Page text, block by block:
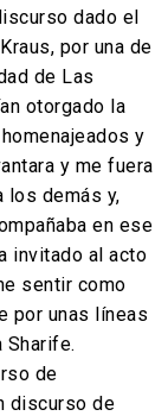
dado el
por una de
de Las
otorgado la
y
y me fuera
los demás y,
en ese
invitado al acto
sentir como
por unas líneas
Sharife.
de
discurso de